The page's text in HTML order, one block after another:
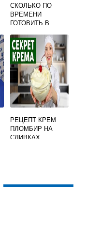
СКОЛЬКО ПО
ВРЕМЕНИ
ГОТОВИТЬ В
ТВОРОЖНУЮ
ЗАПЕКАНКУ
РЕЦЕПТ КРЕМ
ПЛОМБИР НА
СЛИВКАХ